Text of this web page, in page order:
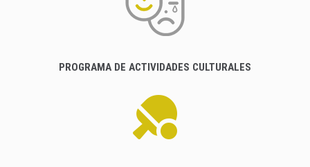
PROGRAMA DE ACTIVIDADES CULTURALES